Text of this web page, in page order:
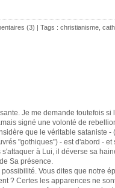
(3) | Tags : christianisme
Je me demande toutefois
signé une volonté de
que le véritable sataniste
"gothiques") - est d'abord -
à Lui, il déverse sa
Sa présence.
Vous dites que notre
? Certes les apparences ne